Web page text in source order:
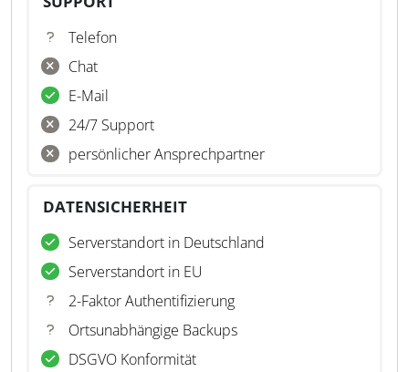
Telefon
Chat
E-Mail
24/7 Support
persönlicher Ansprechpartner
DATENSICHERHEIT
Serverstandort in Deutschland
Serverstandort in EU
2-Faktor Authentifizierung
Ortsunabhängige Backups
DSGVO Konformität